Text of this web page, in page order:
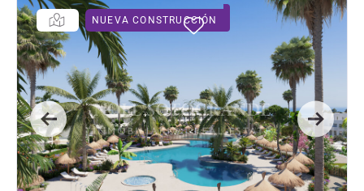
NUEVA CONSTRUCCIÓN
Previous Next